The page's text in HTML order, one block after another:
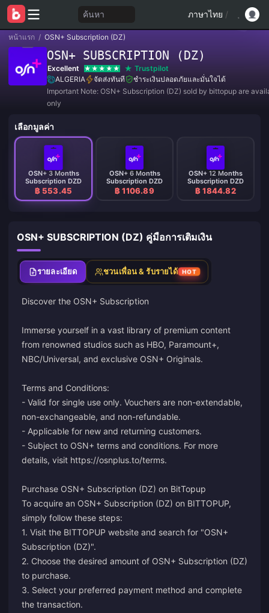
ค้นหา ภาษาไทย /
หน้าแรก / OSN+ Subscription (DZ)
OSN+ SUBSCRIPTION (DZ)
Excellent
Trustpilot
ALGERIA
จัดส่งทันที
ชำระเงินปลอดภัยและมั่นใจได้
Important Note: OSN+ Subscription (DZ) sold by bittopup are
only
เลือกมูลค่า
OSN+ 3 Months
Subscription DZD
฿ 553.45
OSN+ 6 Months
Subscription DZD
฿ 1106.89
OSN+ 12 Months
Subscription DZD
฿ 1844.82
OSN+ SUBSCRIPTION (DZ) คู่มือการเติมเงิน
รายละเอียด ชวนเพื่อน & รับรายได้ HOT
Discover the OSN+ Subscription
Immerse yourself in a vast library of premium content
from renowned studios such as HBO, Paramount+,
NBC/Universal, and exclusive OSN+ Originals.
Terms and Conditions:
- Valid for single use only. Vouchers are non-extendable,
non-exchangeable, and non-refundable.
- Applicable for new and returning customers.
- Subject to OSN+ terms and conditions. For more
details, visit https://osnplus.to/terms.
Purchase OSN+ Subscription (DZ) on BitTopup
To acquire an OSN+ Subscription (DZ) on BITTOPUP,
simply follow these steps:
1. Visit the BITTOPUP website and search for "OSN+
Subscription (DZ)".
2. Choose the desired amount of OSN+ Subscription (DZ)
to purchase.
3. Select your preferred payment method and complete
the transaction.